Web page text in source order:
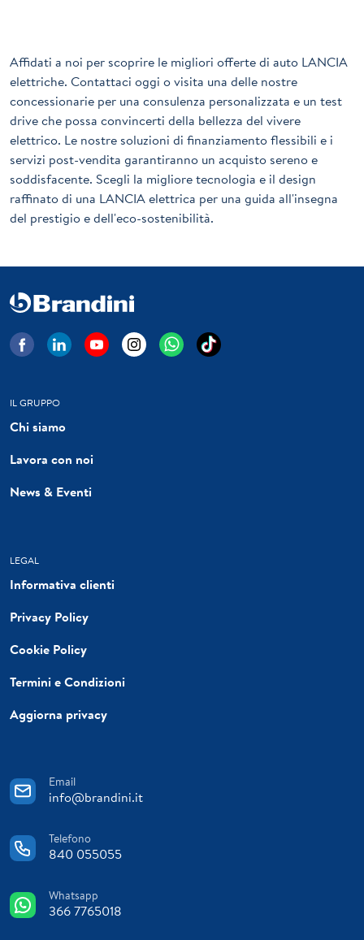
Affidati a noi per scoprire le migliori offerte di auto LANCIA
elettriche. Contattaci oggi o visita una delle nostre
concessionarie per una consulenza personalizzata e un test
drive che possa convincerti della bellezza del vivere
elettrico. Le nostre soluzioni di finanziamento flessibili e i
servizi post-vendita garantiranno un acquisto sereno e
soddisfacente. Scegli la migliore tecnologia e il design
raffinato di una LANCIA elettrica per una guida all'insegna
del prestigio e dell'eco-sostenibilità.
IL GRUPPO
Chi siamo
Lavora con noi
News & Eventi
LEGAL
Informativa clienti
Privacy Policy
Cookie Policy
Termini e Condizioni
Aggiorna privacy
Email
info@brandini.it
Telefono
840 055055
Whatsapp
366 7765018